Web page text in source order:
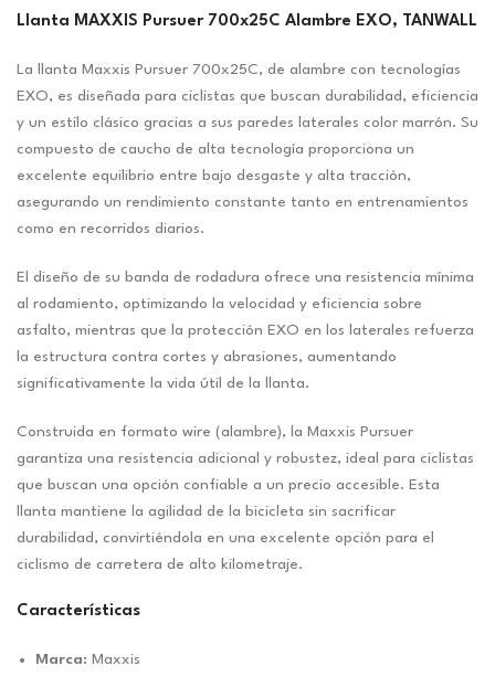
Llanta MAXXIS Pursuer 700x25C Alambre EXO, TANWALL
La llanta Maxxis Pursuer 700x25C, de alambre con tecnologías
EXO, es diseñada para ciclistas que buscan durabilidad, eficiencia
y un estilo clásico gracias a sus paredes laterales color marrón. Su
compuesto de caucho de alta tecnología proporciona un
excelente equilibrio entre bajo desgaste y alta tracción,
asegurando un rendimiento constante tanto en entrenamientos
como en recorridos diarios.
El diseño de su banda de rodadura ofrece una resistencia mínima
al rodamiento, optimizando la velocidad y eficiencia sobre
asfalto, mientras que la protección EXO en los laterales refuerza
la estructura contra cortes y abrasiones, aumentando
significativamente la vida útil de la llanta.
Construida en formato wire (alambre), la Maxxis Pursuer
garantiza una resistencia adicional y robustez, ideal para ciclistas
que buscan una opción confiable a un precio accesible. Esta
llanta mantiene la agilidad de la bicicleta sin sacrificar
durabilidad, convirtiéndola en una excelente opción para el
ciclismo de carretera de alto kilometraje.
Características
Marca: Maxxis